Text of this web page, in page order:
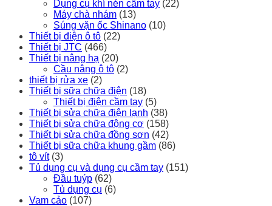
Dụng cụ khí nén cầm tay (22)
Máy chà nhám (13)
Súng vặn ốc Shinano (10)
Thiết bị điện ô tô (22)
Thiết bị JTC (466)
Thiết bị nâng hạ (20)
Cầu nâng ô tô (2)
thiết bị rửa xe (2)
Thiết bị sữa chữa điện (18)
Thiết bị điện cầm tay (5)
Thiết bị sửa chữa điện lạnh (38)
Thiết bị sửa chữa động cơ (158)
Thiết bị sửa chữa đồng sơn (42)
Thiết bị sữa chữa khung gầm (86)
tô vít (3)
Tủ dụng cụ và dụng cụ cầm tay (151)
Đầu tuýp (62)
Tủ dụng cụ (6)
Vam cảo (107)